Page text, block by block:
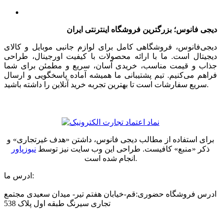
دیجی فانوس؛ بزرگترین فروشگاه اینترنتی ایران
دیجی‌فانوس، فروشگاهی کامل برای لوازم جانبی موبایل و کالای
دیجیتال است. ما با ارائه محصولات با کیفیت اورجینال، طراحی
جذاب و قیمت مناسب، خریدی آسان، سریع و مطمئن برای شما
فراهم می‌کنیم. تیم پشتیبانی ما همیشه آماده پاسخگویی و ارسال
سریع سفارشات است تا بهترین تجربه خرید آنلاین را داشته باشید.
برای استفاده از مطالب دیجی فانوس، داشتن «هدف غیرتجاری» و
ذکر «منبع» کافیست. طراحی این وب سایت نیز توسط نیوزپاور
انجام شده است.
ادرس ما:
ادرس فروشگاه حضوری:قم-خیابان هفتم تیر- میدان سعیدی مجتمع
تجاری سیرنگ طبقه اول پلاک 538